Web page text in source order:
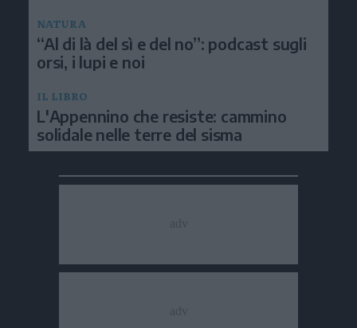
NATURA
“Al di là del sì e del no”: podcast sugli
orsi, i lupi e noi
IL LIBRO
L'Appennino che resiste: cammino
solidale nelle terre del sisma